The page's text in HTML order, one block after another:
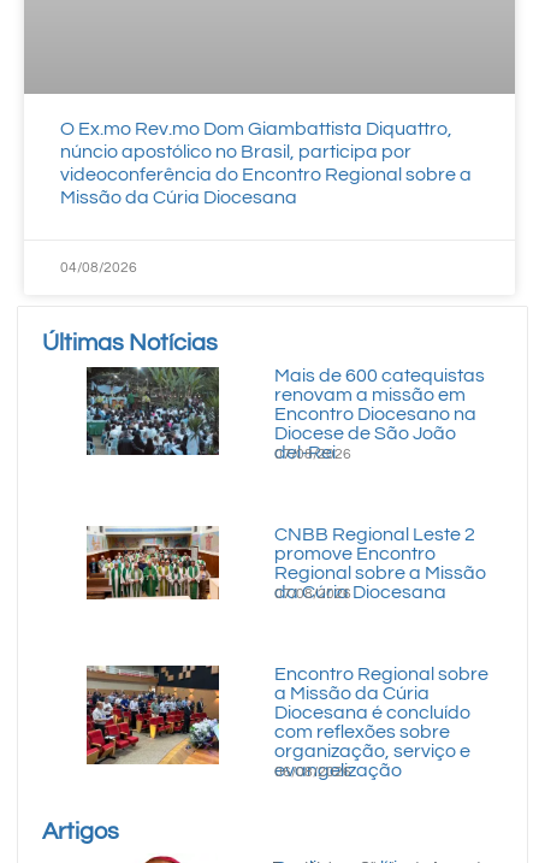
O Ex.mo Rev.mo Dom Giambattista Diquattro,
núncio apostólico no Brasil, participa por
videoconferência do Encontro Regional sobre a
Missão da Cúria Diocesana
04/08/2026
Últimas Notícias
Mais de 600 catequistas
renovam a missão em
Encontro Diocesano na
Diocese de São João
del-Rei
07/08/2026
CNBB Regional Leste 2
promove Encontro
Regional sobre a Missão
da Cúria Diocesana
07/08/2026
Encontro Regional sobre
a Missão da Cúria
Diocesana é concluído
com reflexões sobre
organização, serviço e
evangelização
06/08/2026
Artigos